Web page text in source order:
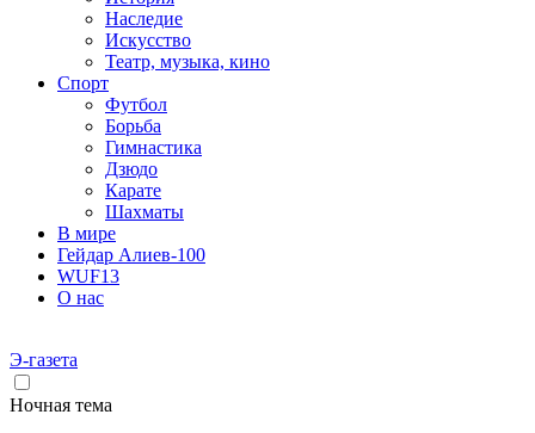
Наследие
Искусство
Театр, музыка, кино
Спорт
Футбол
Борьба
Гимнастика
Дзюдо
Карате
Шахматы
В мире
Гейдар Алиев-100
WUF13
О нас
Э-газета
Ночная тема